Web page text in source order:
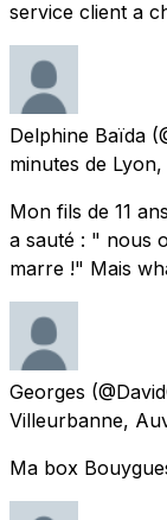
service client a
Delphine Baïda
minutes de
Mon fils de 11
a sauté : " nous
marre !" Mais
Georges
Villeurbanne,
Ma box